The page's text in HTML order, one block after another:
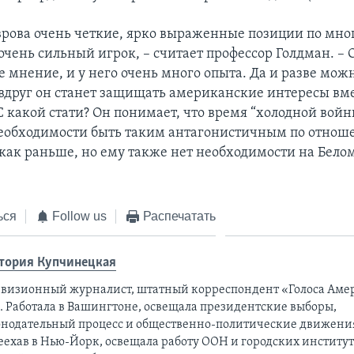
очень четкие, ярко выраженные позиции по
сильный игрок, – считает профессор Голдман. –
мнение, и у него очень много опыта. Да и разве
он станет защищать американские интересы
какой стати? Он понимает, что время “холодной
быть таким антагонистичным по
раньше, но ему также нет необходимости на
Follow us Распечатать
Купчинецкая
журналист, штатный корреспондент «Голоса
Работала в Вашингтоне, освещала президентские выборы,
процесс и общественно-политические
в Нью-Йорк, освещала работу ООН и городских